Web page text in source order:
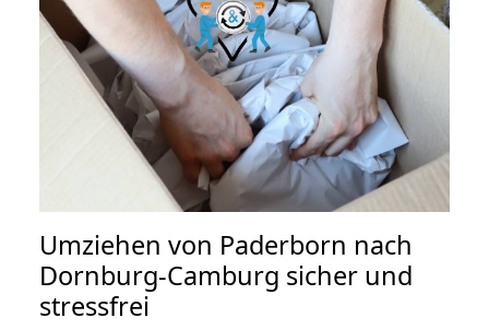
Umziehen von Paderborn nach
Dornburg-Camburg sicher und
stressfrei